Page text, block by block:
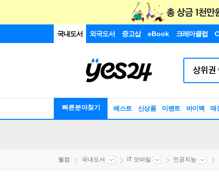
국내도서 외국도서 중고샵 eBook 크레마클럽
빠른분야찾기 베스트 신상품 이벤트 바이백 매
웰컴 국내도서 IT 모바일 인공지능